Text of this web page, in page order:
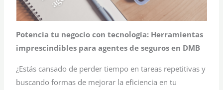
Potencia tu negocio con tecnología: Herramientas
imprescindibles para agentes de seguros en DMB
¿Estás cansado de perder tiempo en tareas repetitivas y
buscando formas de mejorar la eficiencia en tu